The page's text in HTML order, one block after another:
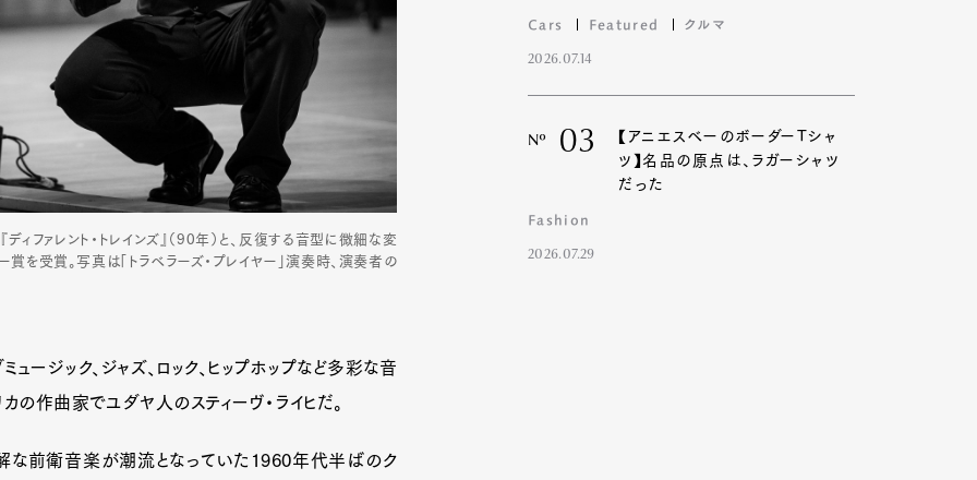
ファレント・トレインズ』（90年）と、反復する音型に微細な変
を受賞。写真は「トラベラーズ・プレイヤー」演奏時、演奏者の
ージック、ジャズ、ロック、ヒップホップなど多彩な音
の作曲家でユダヤ人のスティーヴ・ライヒだ。
解な前衛音楽が潮流となっていた1960年代半ばのク
Cars Featured クルマ
2026.07.14
Nº 03
【アニエスベーのボーダーTシャ
ツ】名品の原点は、ラガーシャツ
だった
Fashion
2026.07.29